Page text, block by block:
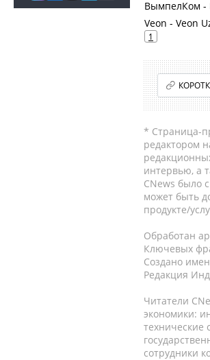
ВымпелКом -
Veon - Veon
1
* Страница-
редактором
интервью, а
CNews было
может быть
продукте/
Обработан
Ключевых
Создано
Редакция
Читатели
экономики:
технические
сотрудники